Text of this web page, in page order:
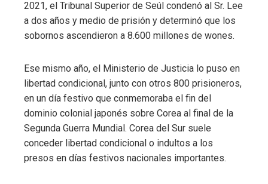
2021, el Tribunal Superior de Seúl condenó al Sr. Lee
a dos años y medio de prisión y determinó que los
sobornos ascendieron a 8.600 millones de wones.
Ese mismo año, el Ministerio de Justicia lo puso en
libertad condicional, junto con otros 800 prisioneros,
en un día festivo que conmemoraba el fin del
dominio colonial japonés sobre Corea al final de la
Segunda Guerra Mundial. Corea del Sur suele
conceder libertad condicional o indultos a los
presos en días festivos nacionales importantes.